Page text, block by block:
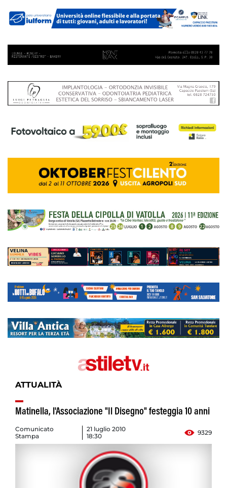
ATTUALITÀ
Matinella, l'Associazione "Il Disegno" festeggia 10 anni
Comunicato
Stampa
21 luglio 2010
18:30
9329